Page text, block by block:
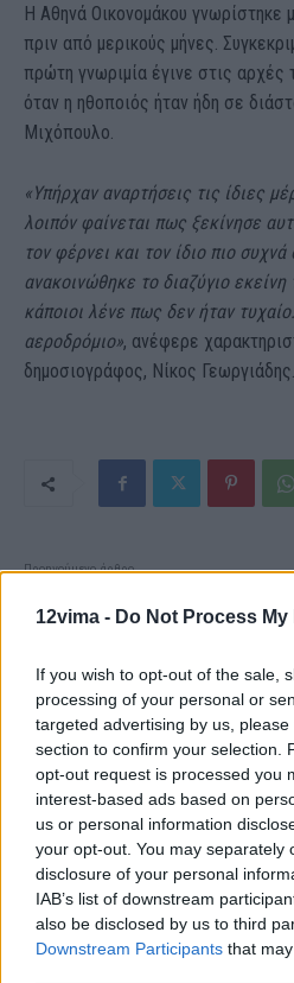
12vima - Do Not Process
If you wish to opt-out of the sale,
processing of your personal or
targeted advertising by us,
section to confirm your selection.
opt-out request is processed you
interest-based ads based on
us or personal information
your opt-out. You may separately
disclosure of your personal
IAB’s list of downstream
also be disclosed by us to third
Downstream Participants that
Η Αθηνά Οικονομάκου
πριν από μερικούς μήνες.
πρώτη γνωριμία έγινε στις
όταν η ηθοποιός ήταν ήδη σε
Μιχόπουλο.
«Υπήρχαν αναρτήσεις τις ίδιες
λοιπόν φαίνεται πως ξεκίνησε
τον φέρνει και τον ίδιο πιο
ανακοινώθηκε το διαζύγιο
κάποιοι λένε πως δεν ήταν
αεροδρόμιο», ανέφερε
δημοσιογράφος, Νίκος Γεωργιάδης.
Προηγούμενο άρθρο
ο κρατικός μηχανισμός – Οδηγίες